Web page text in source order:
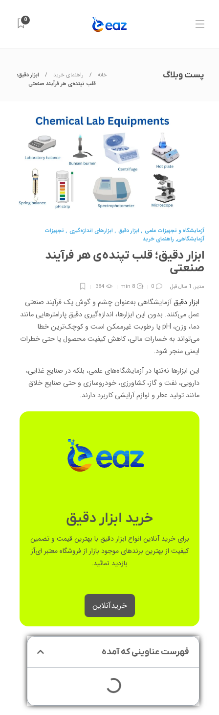
0
پست وبلاگ خانه راهنمای خرید
ابزار دقیق؛
قلب تپنده‌ی هر فرآیند صنعتی
آزمایشگاه و تجهیزات علمی , ابزار دقیق , ابزارهای اندازه‌گیری , تجهیزات
آزمایشگاهی, راهنمای خرید
ابزار دقیق؛ قلب تپنده‌ی هر فرآیند
صنعتی
مدیر, 1 سال قبل 0
8 min
384
ابزار دقیقآزمایشگاهی به‌عنوان چشم و گوش یک فرآیند صنعتی
عمل می‌کنند. بدون این ابزارها، اندازه‌گیری دقیق پارامترهایی مانند
دما، وزن، pH یا رطوبت غیرممکن است و کوچک‌ترین خطا
می‌تواند به خسارات مالی، کاهش کیفیت محصول یا حتی خطرات
ایمنی منجر شود.
این ابزارها نه‌تنها در آزمایشگاه‌های علمی، بلکه در صنایع غذایی،
دارویی، نفت و گاز، کشاورزی، خودروسازی و حتی صنایع خلاق
مانند تولید عطر و لوازم آرایشی کاربرد دارند.
خرید ابزار دقیق
برای خرید آنلاین انواع ابزار دقیق با بهترین قیمت و تضمین
کیفیت از بهترین برندهای موجود بازار از فروشگاه معتبر ای‌آز
بازدید نمائید.
خرید‌آنلاین
فهرست عناوینی که آمده